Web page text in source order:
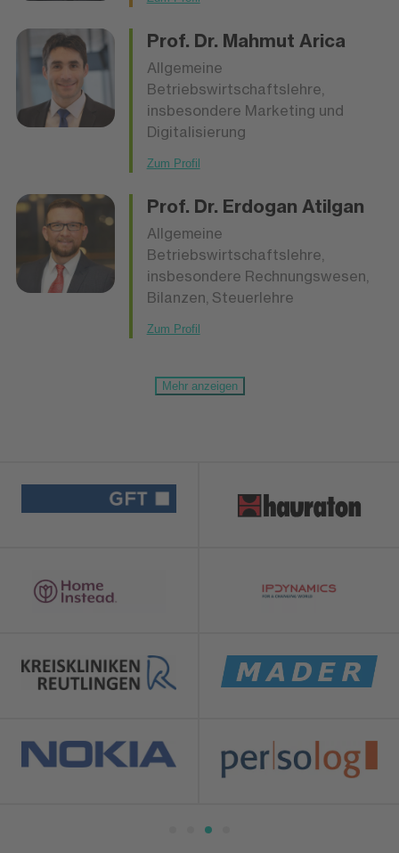
Prof. Dr. Mahmut Arica
Allgemeine
Betriebswirtschaftslehre,
insbesondere Marketing und
Digitalisierung
Zum Profil
Prof. Dr. Erdogan Atilgan
Allgemeine
Betriebswirtschaftslehre,
insbesondere Rechnungswesen,
Bilanzen, Steuerlehre
Zum Profil
Mehr anzeigen